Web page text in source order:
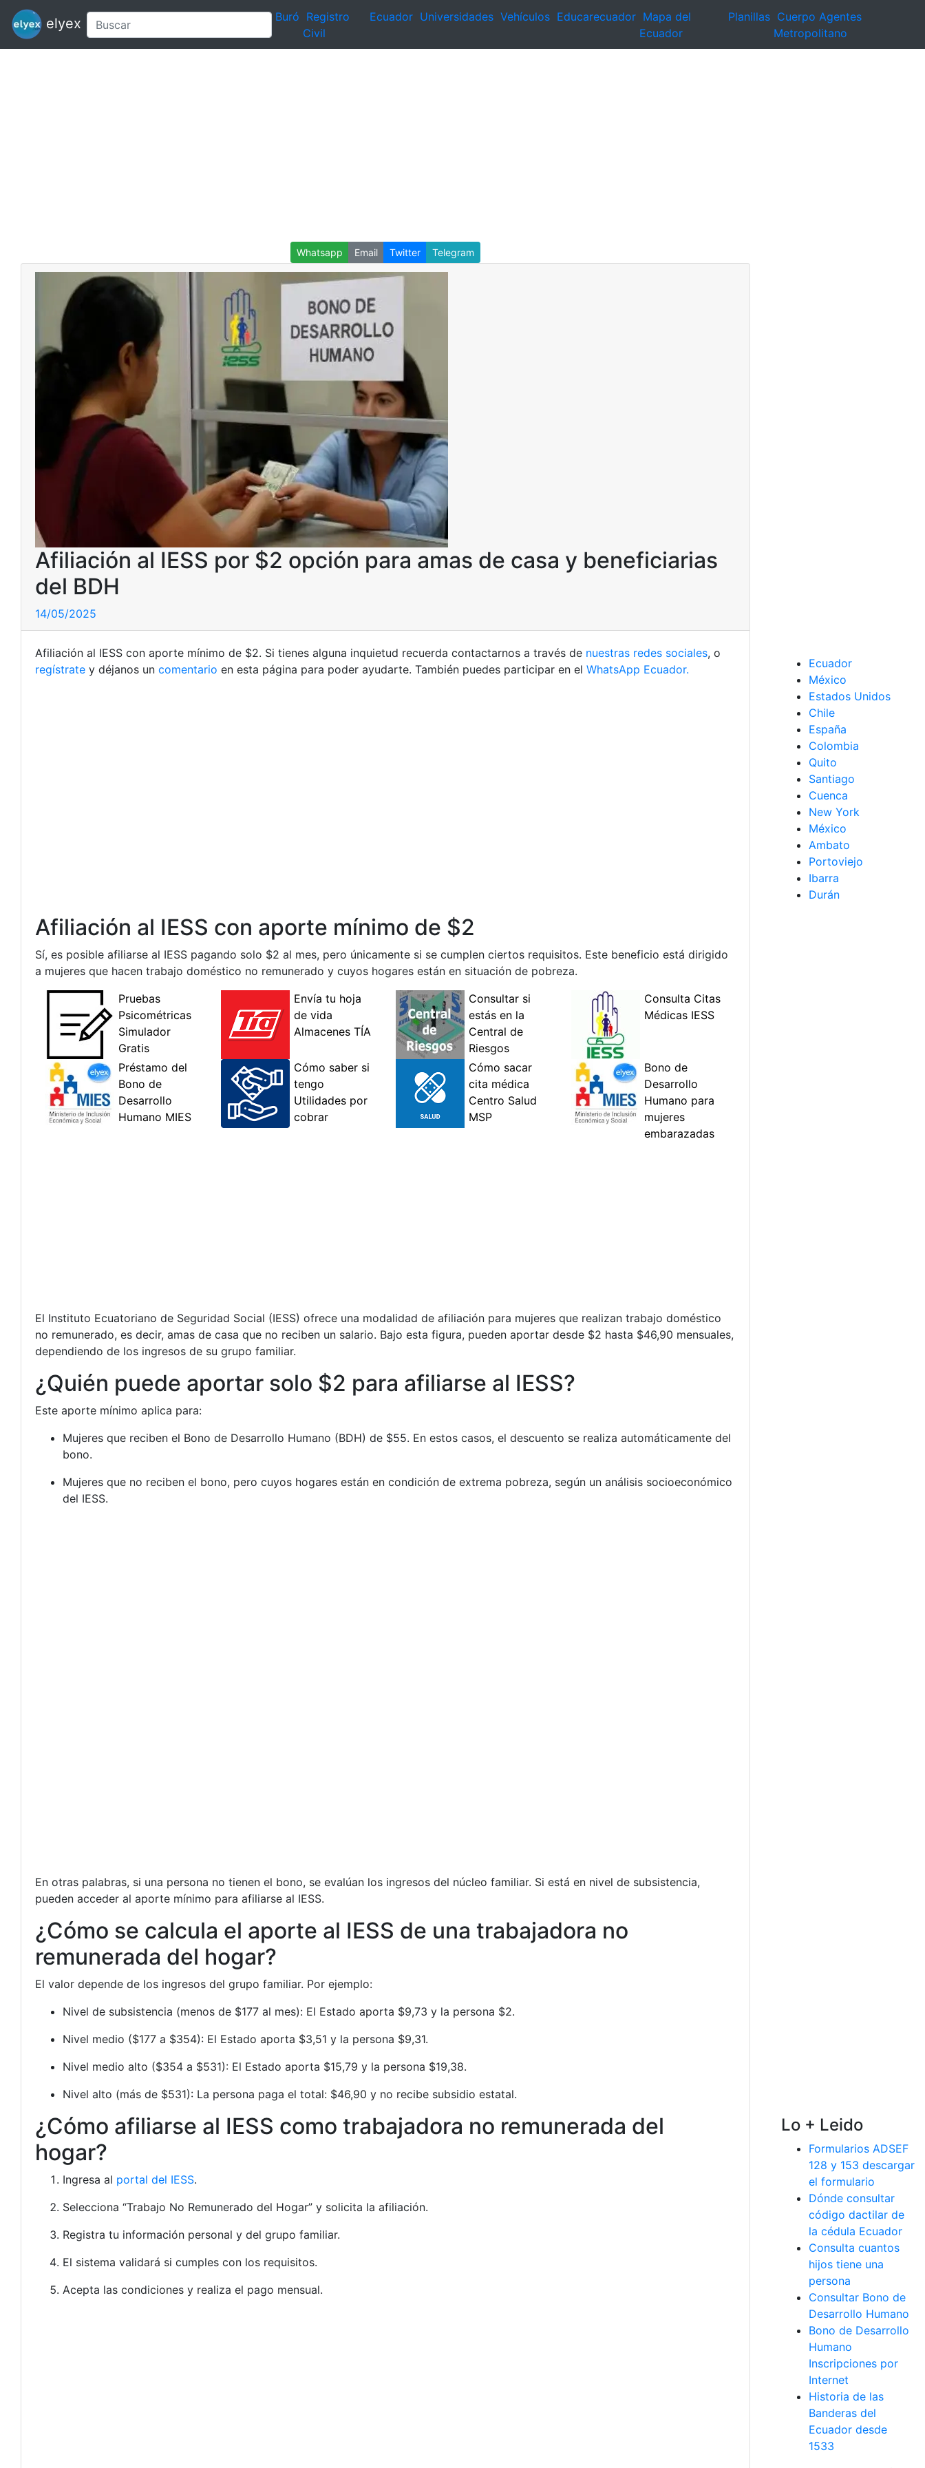
elyex Buró Registro
Civil
Ecuador Universidades Vehículos Educarecuador Mapa del
Ecuador
Planillas Cuerpo Agentes
Metropolitano
Whatsapp Email Twitter Telegram
Afiliación al IESS por $2 opción para amas de casa y beneficiarias
del BDH
14/05/2025
Afiliación al IESS con aporte mínimo de $2. Si tienes alguna inquietud recuerda contactarnos a través de nuestras redes sociales, o
regístrate y déjanos un comentario en esta página para poder ayudarte. También puedes participar en el WhatsApp Ecuador.
Afiliación al IESS con aporte mínimo de $2
Sí, es posible afiliarse al IESS pagando solo $2 al mes, pero únicamente si se cumplen ciertos requisitos. Este beneficio está dirigido
a mujeres que hacen trabajo doméstico no remunerado y cuyos hogares están en situación de pobreza.
El Instituto Ecuatoriano de Seguridad Social (IESS) ofrece una modalidad de afiliación para mujeres que realizan trabajo doméstico
no remunerado, es decir, amas de casa que no reciben un salario. Bajo esta figura, pueden aportar desde $2 hasta $46,90 mensuales,
dependiendo de los ingresos de su grupo familiar.
¿Quién puede aportar solo $2 para afiliarse al IESS?
Este aporte mínimo aplica para:
Mujeres que reciben el Bono de Desarrollo Humano (BDH) de $55. En estos casos, el descuento se realiza automáticamente del
bono.
Mujeres que no reciben el bono, pero cuyos hogares están en condición de extrema pobreza, según un análisis socioeconómico
del IESS.
En otras palabras, si una persona no tienen el bono, se evalúan los ingresos del núcleo familiar. Si está en nivel de subsistencia,
pueden acceder al aporte mínimo para afiliarse al IESS.
¿Cómo se calcula el aporte al IESS de una trabajadora no
remunerada del hogar?
El valor depende de los ingresos del grupo familiar. Por ejemplo:
Nivel de subsistencia (menos de $177 al mes): El Estado aporta $9,73 y la persona $2.
Nivel medio ($177 a $354): El Estado aporta $3,51 y la persona $9,31.
Nivel medio alto ($354 a $531): El Estado aporta $15,79 y la persona $19,38.
Nivel alto (más de $531): La persona paga el total: $46,90 y no recibe subsidio estatal.
¿Cómo afiliarse al IESS como trabajadora no remunerada del
hogar?
Ingresa al portal del IESS.
Selecciona “Trabajo No Remunerado del Hogar” y solicita la afiliación.
Registra tu información personal y del grupo familiar.
El sistema validará si cumples con los requisitos.
Acepta las condiciones y realiza el pago mensual.
Ecuador
México
Estados Unidos
Chile
España
Colombia
Quito
Santiago
Cuenca
New York
México
Ambato
Portoviejo
Ibarra
Durán
Lo + Leido
Formularios ADSEF
128 y 153 descargar
el formulario
Dónde consultar
código dactilar de
la cédula Ecuador
Consulta cuantos
hijos tiene una
persona
Consultar Bono de
Desarrollo Humano
Bono de Desarrollo
Humano
Inscripciones por
Internet
Historia de las
Banderas del
Ecuador desde
1533